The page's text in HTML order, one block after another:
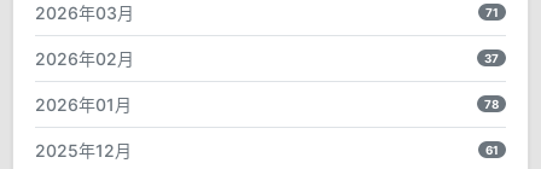
2026年03月 71
2026年02月 37
2026年01月 78
2025年12月 61